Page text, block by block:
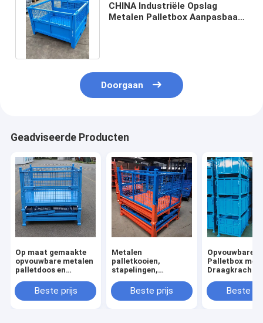
CHINA Industriële Opslag
Metalen Palletbox Aanpasbaar
Doorgaan
Geadviseerde Producten
Op maat gemaakte
opvouwbare metalen
palletdoos en
opslagkooi
industriële
Beste prijs
Metalen
palletkooien,
stapelingen,
staalcontainers,
industriële
Beste prijs
Opvouwbare
Palletbox met
Draagkracht
voor
Opslag
Beste